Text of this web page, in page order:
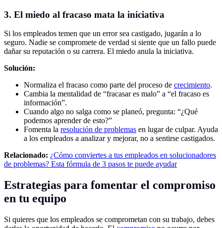
3. El miedo al fracaso mata la iniciativa
Si los empleados temen que un error sea castigado, jugarán a lo
seguro. Nadie se compromete de verdad si siente que un fallo puede
dañar su reputación o su carrera. El miedo anula la iniciativa.
Solución:
Normaliza el fracaso como parte del proceso de crecimiento.
Cambia la mentalidad de “fracasar es malo” a “el fracaso es
información”.
Cuando algo no salga como se planeó, pregunta: “¿Qué
podemos aprender de esto?”
Fomenta la resolución de problemas en lugar de culpar. Ayuda
a los empleados a analizar y mejorar, no a sentirse castigados.
Relacionado: ¿Cómo conviertes a tus empleados en solucionadores
de problemas? Esta fórmula de 3 pasos te puede ayudar
Estrategias para fomentar el compromiso
en tu equipo
Si quieres que los empleados se comprometan con su trabajo, debes